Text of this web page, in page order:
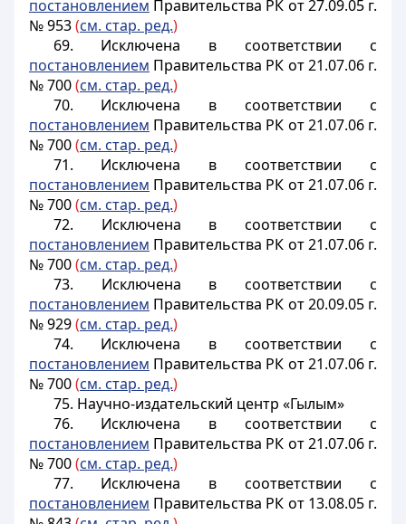
постановлением Правительства РК от 27.09.05 г.
№ 953(см. стар. ред.)
69. Исключена в соответствии с
постановлением Правительства РК от 21.07.06 г.
№ 700(см. стар. ред.)
70. Исключена в соответствии с
постановлением Правительства РК от 21.07.06 г.
№ 700(см. стар. ред.)
71. Исключена в соответствии с
постановлением Правительства РК от 21.07.06 г.
№ 700(см. стар. ред.)
72. Исключена в соответствии с
постановлением Правительства РК от 21.07.06 г.
№ 700(см. стар. ред.)
73. Исключена в соответствии с
постановлением Правительства РК от 20.09.05 г.
№ 929(см. стар. ред.)
74. Исключена в соответствии с
постановлением Правительства РК от 21.07.06 г.
№ 700(см. стар. ред.)
75. Научно-издательский центр «Гылым»
76. Исключена в соответствии с
постановлением Правительства РК от 21.07.06 г.
№ 700(см. стар. ред.)
77. Исключена в соответствии с
постановлением Правительства РК от 13.08.05 г.